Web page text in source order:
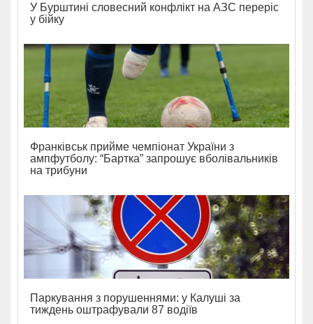
У Бурштині словесний конфлікт на АЗС переріс
у бійку
Франківськ прийме чемпіонат України з
ампфутболу: “Бартка” запрошує вболівальників
на трибуни
Паркування з порушеннями: у Калуші за
тиждень оштрафували 87 водіїв